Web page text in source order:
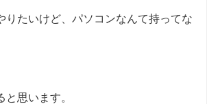
りたいけど、パソコンなんて持ってな
と思います。